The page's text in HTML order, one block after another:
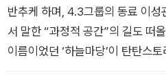
있다. 개별 건축가의 창작을 중시
린 것이기도 하고, 『건축가』 비평
건축물의 답사 가능여부 같은 현실
라 생각된다. 즉, 이 책이 담은 열
반추케 하며, 4.3그룹의 동료 이성
서 말한 “과정적 공간”의 길도 떠
이름이었던 ‘하늘마당’이 탄탄스
것이 그의 대표적 건축 어휘가 됐